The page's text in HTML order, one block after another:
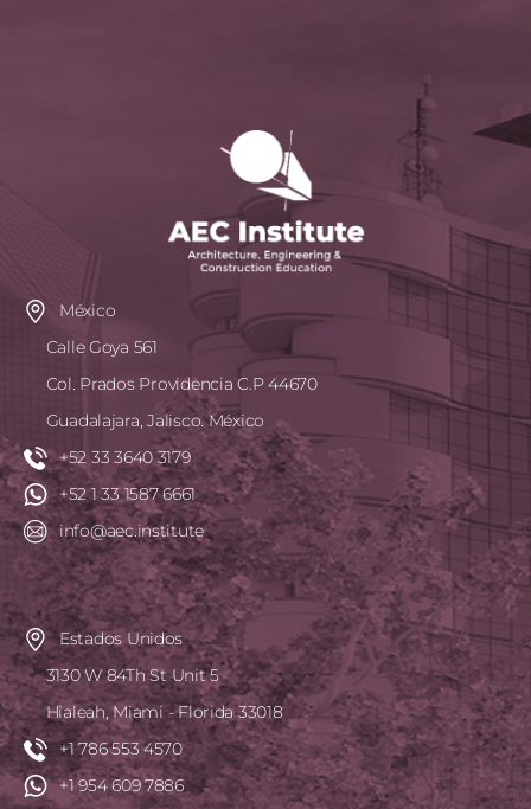
México
Calle Goya 561
Col. Prados Providencia C.P 44670
Guadalajara, Jalisco. México
+52 33 3640 3179
+52 1 33 1587 6661
info@aec.institute
Estados Unidos
3130 W 84Th St Unit 5
Hialeah, Miami - Florida 33018
+1 786 553 4570
+1 954 609 7886